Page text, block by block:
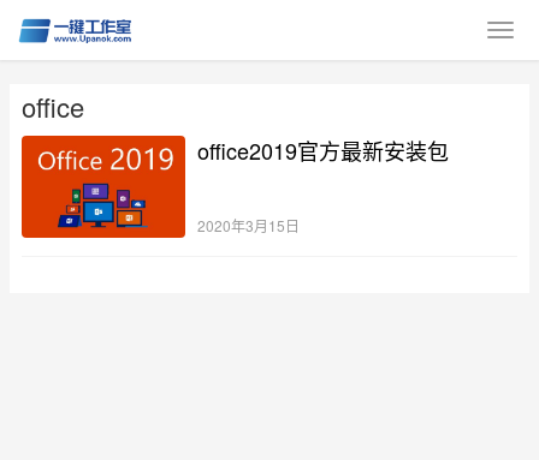
office
office2019官方最新安装包
2020年3月15日